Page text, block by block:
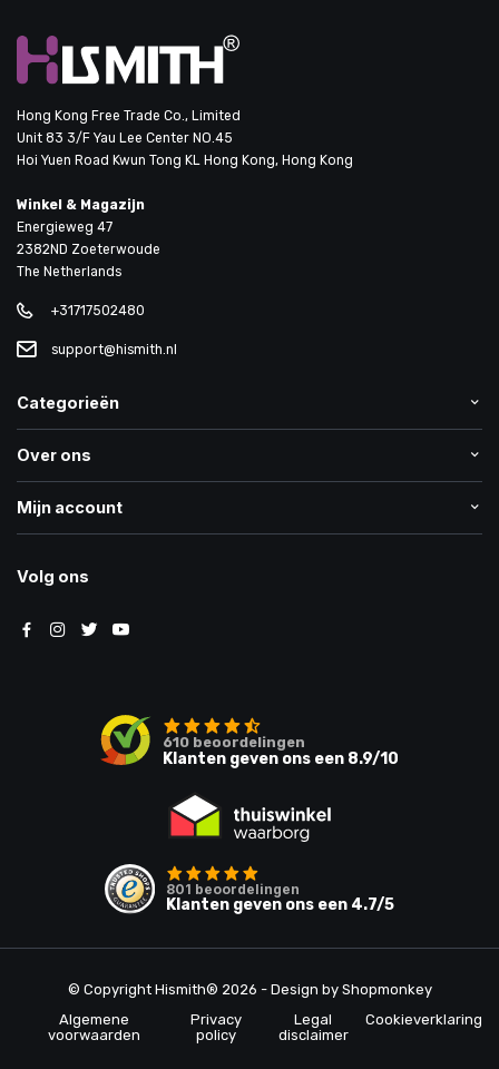
Hong Kong Free Trade Co., Limited
Unit 83 3/F Yau Lee Center NO.45
Hoi Yuen Road Kwun Tong KL Hong Kong, Hong Kong
Winkel & Magazijn
Energieweg 47
2382ND Zoeterwoude
The Netherlands
+31717502480
support@hismith.nl
Categorieën
Over ons
Mijn account
Volg ons
610 beoordelingen
Klanten geven ons een 8.9/10
801 beoordelingen
Klanten geven ons een 4.7/5
© Copyright Hismith® 2026 - Design by Shopmonkey
Algemene
voorwaarden
Privacy
policy
Legal
disclaimer
Cookieverklaring